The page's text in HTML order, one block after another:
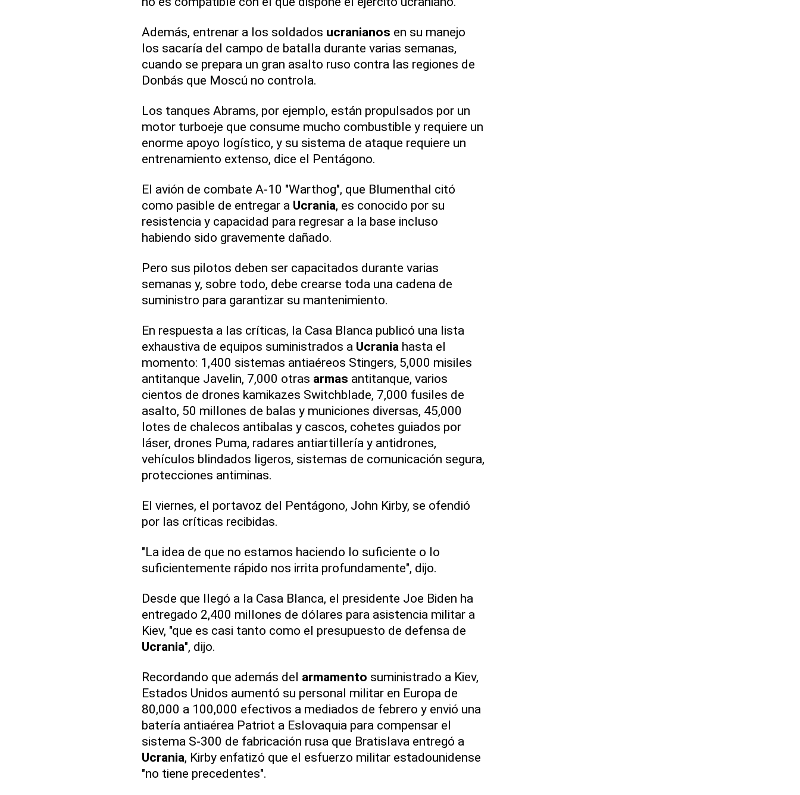
Además, entrenar a los soldados ucranianos en su manejo
los sacaría del campo de batalla durante varias semanas,
cuando se prepara un gran asalto ruso contra las regiones de
Donbás que Moscú no controla.
Los tanques Abrams, por ejemplo, están propulsados por un
motor turboeje que consume mucho combustible y requiere un
enorme apoyo logístico, y su sistema de ataque requiere un
entrenamiento extenso, dice el Pentágono.
El avión de combate A-10 "Warthog", que Blumenthal citó
como pasible de entregar a Ucrania, es conocido por su
resistencia y capacidad para regresar a la base incluso
habiendo sido gravemente dañado.
Pero sus pilotos deben ser capacitados durante varias
semanas y, sobre todo, debe crearse toda una cadena de
suministro para garantizar su mantenimiento.
En respuesta a las críticas, la Casa Blanca publicó una lista
exhaustiva de equipos suministrados a Ucraniahasta el
momento: 1,400 sistemas antiaéreos Stingers, 5,000 misiles
antitanque Javelin, 7,000 otras armas antitanque, varios
cientos de drones kamikazes Switchblade, 7,000 fusiles de
asalto, 50 millones de balas y municiones diversas, 45,000
lotes de chalecos antibalas y cascos, cohetes guiados por
láser, drones Puma, radares antiartillería y antidrones,
vehículos blindados ligeros, sistemas de comunicación segura,
protecciones antiminas.
El viernes, el portavoz del Pentágono, John Kirby, se ofendió
por las críticas recibidas.
"La idea de que no estamos haciendo lo suficiente o lo
suficientemente rápido nos irrita profundamente", dijo.
Desde que llegó a la Casa Blanca, el presidente Joe Biden ha
entregado 2,400 millones de dólares para asistencia militar a
Kiev, "que es casi tanto como el presupuesto de defensa de
Ucrania", dijo.
Recordando que además del armamento suministrado a Kiev,
Estados Unidos aumentó su personal militar en Europa de
80,000 a 100,000 efectivos a mediados de febrero y envió una
batería antiaérea Patriot a Eslovaquia para compensar el
sistema S-300 de fabricación rusa que Bratislava entregó a
Ucrania, Kirby enfatizó que el esfuerzo militar estadounidense
"no tiene precedentes".